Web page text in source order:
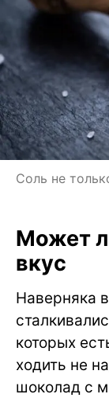
Соль не
Может
вкус
Наверняка
которых
ходить не
шоколад с